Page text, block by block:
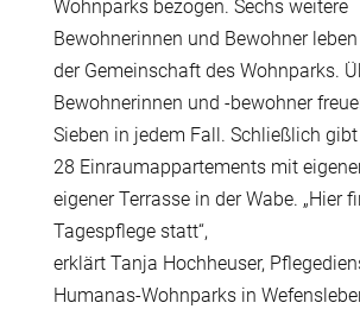
Wohnparks bezogen. Sechs weitere
Bewohnerinnen und Bewohner
der Gemeinschaft des Wohnparks. Ü
Bewohnerinnen und -bewohner
Sieben in jedem Fall. Schließlich
28 Einraumappartements mit
eigener Terrasse in der Wabe. „Hier
Tagespflege statt“,
erkl ärt Tanja Hochheuser,
Humanas-Wohnparks in